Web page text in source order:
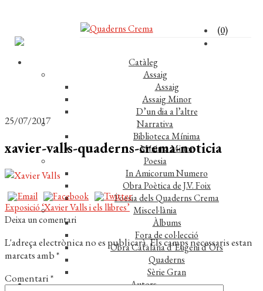
(0)
Catàleg
Assaig
Assaig
Assaig Minor
D’un dia a l’altre
Narrativa
Biblioteca Mínima
Mínima Minor
Poesia
In Amicorum Numero
Obra Poètica de J.V. Foix
Poesia dels Quaderns Crema
Miscel·lània
Àlbums
Fora de col·lecció
Obra Catalana d’Eugeni d’Ors
Quaderns
Sèrie Gran
Autors
25/07/2017
xavier-valls-quaderns-crema-noticia
Navegació
d'entrades
Entrada
anterior:
Exposició ‘Xavier Valls i els llibres’
Deixa un comentari
L'adreça electrònica no es publicarà.Els camps necessaris estan
marcats amb*
Comentari*